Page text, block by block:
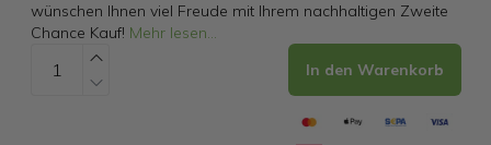
wünschen Ihnen viel Freude mit Ihrem nachhaltigen Zweite
Chance Kauf! Mehr lesen...
In den Warenkorb